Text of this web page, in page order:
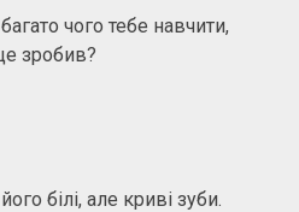
чого тебе навчити,
зробив?
білі, але криві зуби.